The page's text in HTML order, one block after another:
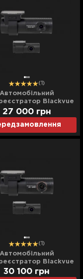
(1)
Автомобільний
Blackvue
2CH) (UA)
27 000 грн
(1)
Автомобільний
Blackvue
2CH) (UA)
30 100 грн